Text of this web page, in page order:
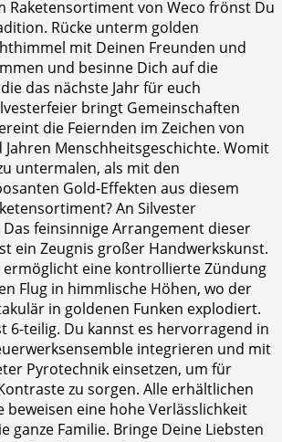
Raketensortiment von Weco frönst Du
Rücke unterm golden
mit Deinen Freunden und
und besinne Dich auf die
das nächste Jahr für euch
bringt Gemeinschaften
die Feiernden im Zeichen von
Menschheitsgeschichte. Womit
untermalen, als mit den
Gold-Effekten aus diesem
An Silvester
feinsinnige Arrangement dieser
ein Zeugnis großer Handwerkskunst.
ermöglicht eine kontrollierte Zündung
Flug in himmlische Höhen, wo der
in goldenen Funken explodiert.
6-teilig. Du kannst es hervorragend in
integrieren und mit
Pyrotechnik einsetzen, um für
zu sorgen. Alle erhältlichen
beweisen eine hohe Verlässlichkeit
ganze Familie. Bringe Deine Liebsten